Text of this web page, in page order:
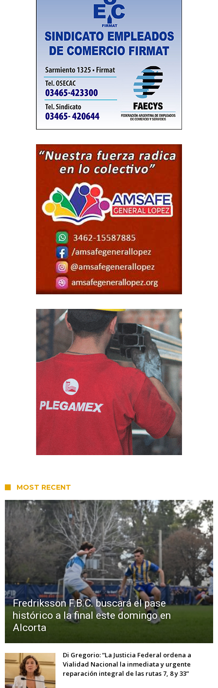
MOST RECENT
Fredriksson F.B.C. buscará el pase
histórico a la final este domingo en
Alcorta
Di Gregorio: “La Justicia Federal ordena a
Vialidad Nacional la inmediata y urgente
reparación integral de las rutas 7, 8 y 33”